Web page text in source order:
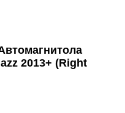
2013+ (Right